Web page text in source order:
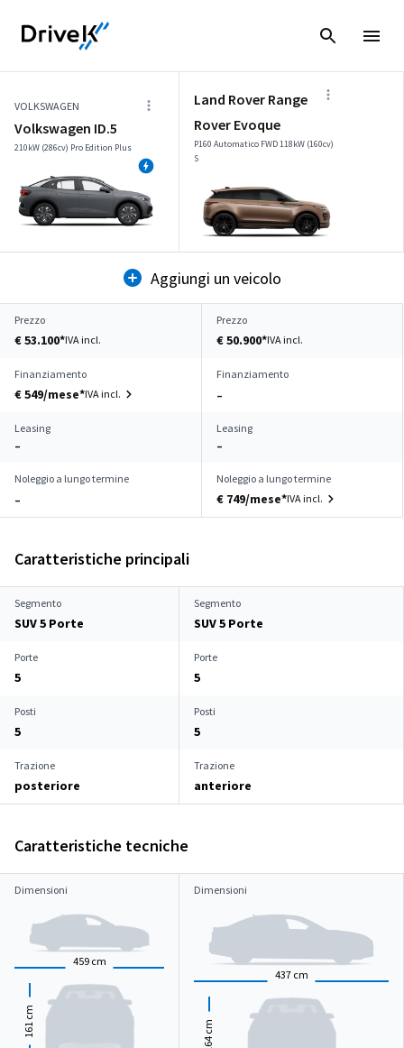
VOLKSWAGEN
Volkswagen ID.5
210kW (286cv) Pro Edition Plus
Land Rover Range
Rover Evoque
P160 Automatico FWD 118kW (160cv)
S
Aggiungi un veicolo
Prezzo
€ 53.100*IVA incl.
Prezzo
€ 50.900*IVA incl.
Finanziamento
€ 549/mese*IVA incl.
Finanziamento
–
Leasing
–
Leasing
–
Noleggio a lungo termine
–
Noleggio a lungo termine
€ 749/mese*IVA incl.
Caratteristiche principali
Segmento
SUV 5 Porte
Segmento
SUV 5 Porte
Porte
5
Porte
5
Posti
5
Posti
5
Trazione
posteriore
Trazione
anteriore
Caratteristiche tecniche
Dimensioni
459 cm
161
cm
Dimensioni
437 cm
164
cm